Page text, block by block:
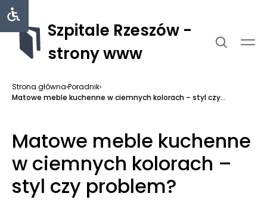
Szpitale Rzeszów -
strony www
Strona główna›Poradnik›
Matowe meble kuchenne w ciemnych kolorach – styl czy...
Matowe meble kuchenne
w ciemnych kolorach –
styl czy problem?